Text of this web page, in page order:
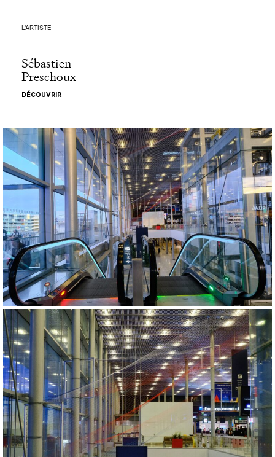
L'ARTISTE
Sébastien
Preschoux
DÉCOUVRIR